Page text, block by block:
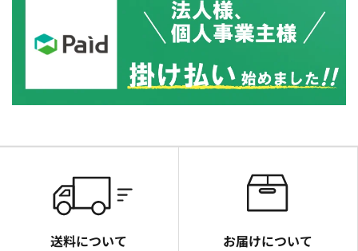
送料について お届けについて